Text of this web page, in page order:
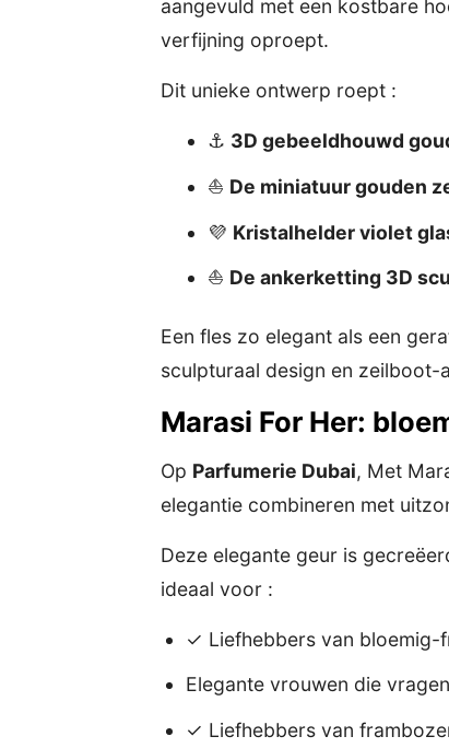
aangevuld met een kostbare
verfijning oproept.
Dit unieke ontwerp roept :
⚓ 3D gebeeldhouwd
⛵ De miniatuur gouden
💜 Kristalhelder violet
⛵ De ankerketting 3D
Een fles zo elegant als een
sculpturaal design en
Marasi For Her:
Op Parfumerie Dubai, Met
elegantie combineren met
Deze elegante geur is
ideaal voor :
✓ Liefhebbers van bloemig-
Elegante vrouwen die
✓ Liefhebbers van